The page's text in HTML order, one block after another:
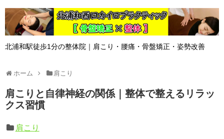
北浦和駅徒歩1分の整体院｜肩こり・腰痛・骨盤矯正・姿勢改善
ホーム 肩こり
肩こりと自律神経の関係｜整体で整えるリラッ
クス習慣
肩こり